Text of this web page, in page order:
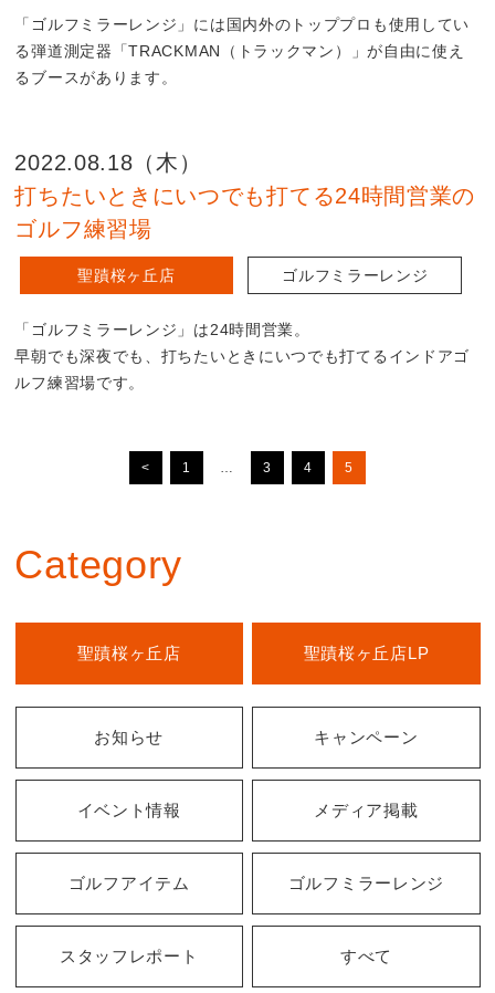
「ゴルフミラーレンジ」には国内外のトッププロも使用してい
る弾道測定器「TRACKMAN（トラックマン）」が自由に使え
るブースがあります。
2022.08.18（木）
打ちたいときにいつでも打てる24時間営業の
ゴルフ練習場
聖蹟桜ヶ丘店 ゴルフミラーレンジ
「ゴルフミラーレンジ」は24時間営業。
早朝でも深夜でも、打ちたいときにいつでも打てるインドアゴ
ルフ練習場です。
< 1 … 3 4 5
Category
聖蹟桜ヶ丘店 聖蹟桜ヶ丘店LP
お知らせ キャンペーン
イベント情報 メディア掲載
ゴルフアイテム ゴルフミラーレンジ
スタッフレポート すべて